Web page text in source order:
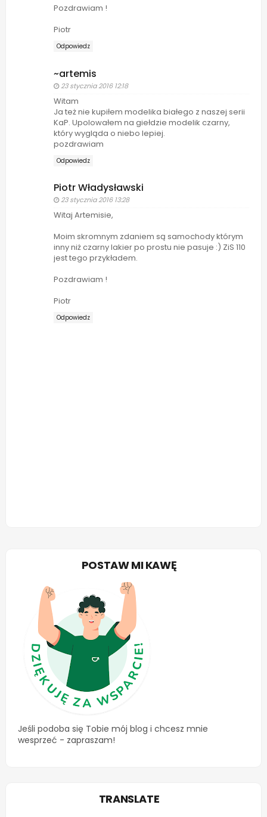
Pozdrawiam !
Piotr
Odpowiedz
~artemis
23 stycznia 2016 12:18
Witam
Ja też nie kupiłem modelika białego z naszej serii
KaP. Upolowałem na giełdzie modelik czarny,
który wygląda o niebo lepiej.
pozdrawiam
Odpowiedz
Piotr Władysławski
23 stycznia 2016 13:28
Witaj Artemisie,
Moim skromnym zdaniem są samochody którym
inny niż czarny lakier po prostu nie pasuje :) ZiS 110
jest tego przykładem.
Pozdrawiam !
Piotr
Odpowiedz
POSTAW MI KAWĘ
Jeśli podoba się Tobie mój blog i chcesz mnie
wesprzeć - zapraszam!
TRANSLATE